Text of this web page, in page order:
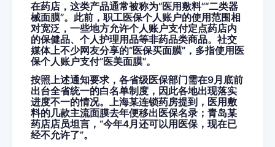
在药店，这类产品通常被称为“医用敷料”“二类器
械面膜”。此前，职工医保个人账户的使用范围相
对宽泛，一些地方允许个人账户支付定点药店内
的保健品、个人护理用品等非药品类商品。社交
媒体上不少网友分享的“医保买面膜”，多指使用医
保个人账户支付“医美面膜”。
按照上述通知要求，各省级医保部门需在9月底前
出台全省统一的白名单制度，因此各地出现落实
进度不一的情况。上海某连锁药房提到，医用敷
料的几款主流面膜去年便移出医保名录；青岛某
药店店员坦言，“今年4月还可以用医保，现在已
经不允许了”。